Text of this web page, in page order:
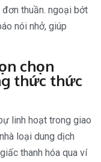
thuần. ngoại bớt
nói nhở, giúp
chọn
thức thức
linh hoạt trong giao
loại dung dịch
thanh hóa qua ví